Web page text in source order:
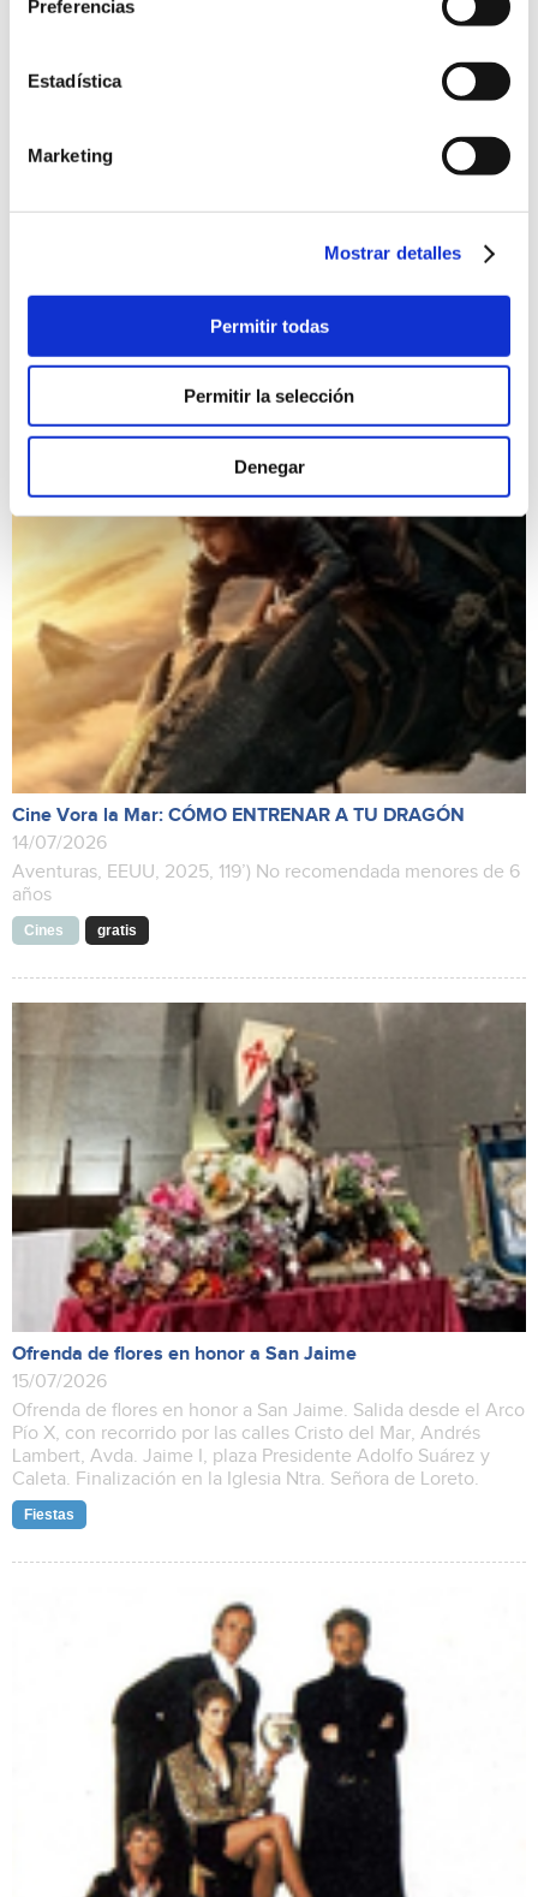
Preferencias
Estadística
Marketing
Mostrar detalles
Permitir todas
Permitir la selección
Denegar
11/07/2026
Presentación de las Fiestas de Moros y Cristians 2026 y
actuación musical
Cine Vora la Mar: CÓMO ENTRENAR A TU DRAGÓN
14/07/2026
Aventuras, EEUU, 2025, 119’) No recomendada menores de 6
años
Cines gratis
Ofrenda de flores en honor a San Jaime
15/07/2026
Ofrenda de flores en honor a San Jaime. Salida desde el Arco
Pío X, con recorrido por las calles Cristo del Mar, Andrés
Lambert, Avda. Jaime I, plaza Presidente Adolfo Suárez y
Caleta. Finalización en la Iglesia Ntra. Señora de Loreto.
Fiestas